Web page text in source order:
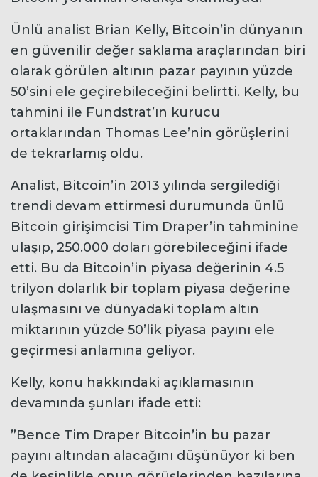
Ünlü analist Brian Kelly, Bitcoin’in dünyanın
en güvenilir değer saklama araçlarından biri
olarak görülen altının pazar payının yüzde
50’sini ele geçirebileceğini belirtti. Kelly, bu
tahmini ile Fundstrat’ın kurucu
ortaklarından Thomas Lee’nin görüşlerini
de tekrarlamış oldu.
Analist, Bitcoin’in 2013 yılında sergilediği
trendi devam ettirmesi durumunda ünlü
Bitcoin girişimcisi Tim Draper’in tahminine
ulaşıp, 250.000 doları görebileceğini ifade
etti. Bu da Bitcoin’in piyasa değerinin 4.5
trilyon dolarlık bir toplam piyasa değerine
ulaşmasını ve dünyadaki toplam altın
miktarının yüzde 50’lik piyasa payını ele
geçirmesi anlamına geliyor.
Kelly, konu hakkındaki açıklamasının
devamında şunları ifade etti:
”Bence Tim Draper Bitcoin’in bu pazar
payını altından alacağını düşünüyor ki ben